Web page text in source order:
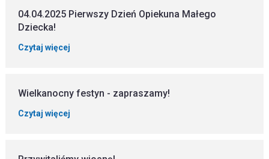
04.04.2025 Pierwszy Dzień Opiekuna Małego
Dziecka!
Czytaj więcej
Wielkanocny festyn - zapraszamy!
Czytaj więcej